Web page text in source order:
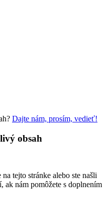
Dajte nám, prosím, vedieť!
obsah
tejto stránke alebo ste našli
nám pomôžete s doplnením